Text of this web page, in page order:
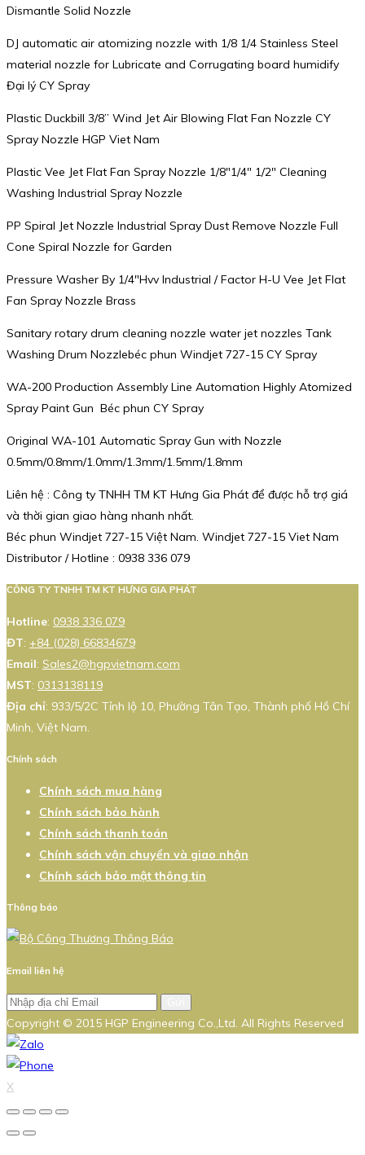
Dismantle Solid Nozzle
DJ automatic air atomizing nozzle with 1/8 1/4 Stainless Steel
material nozzle for Lubricate and Corrugating board humidify
Đại lý CY Spray
Plastic Duckbill 3/8” Wind Jet Air Blowing Flat Fan Nozzle CY
Spray Nozzle HGP Viet Nam
Plastic Vee Jet Flat Fan Spray Nozzle 1/8″1/4″ 1/2″ Cleaning
Washing Industrial Spray Nozzle
PP Spiral Jet Nozzle Industrial Spray Dust Remove Nozzle Full
Cone Spiral Nozzle for Garden
Pressure Washer By 1/4″Hvv Industrial / Factor H-U Vee Jet Flat
Fan Spray Nozzle Brass
Sanitary rotary drum cleaning nozzle water jet nozzles Tank
Washing Drum Nozzlebéc phun Windjet 727-15 CY Spray
WA-200 Production Assembly Line Automation Highly Atomized
Spray Paint Gun Béc phun CY Spray
Original WA-101 Automatic Spray Gun with Nozzle
0.5mm/0.8mm/1.0mm/1.3mm/1.5mm/1.8mm
Liên hệ : Công ty TNHH TM KT Hưng Gia Phát để được hỗ trợ giá
và thời gian giao hàng nhanh nhất.
Béc phun Windjet 727-15 Việt Nam. Windjet 727-15 Viet Nam
Distributor / Hotline : 0938 336 079
CÔNG TY TNHH TM KT HƯNG GIA PHÁT
Hotline: 0938 336 079
ĐT: +84 (028) 66834679
Email: Sales2@hgpvietnam.com
MST: 0313138119
Địa chỉ: 933/5/2C Tỉnh lộ 10, Phường Tân Tạo, Thành phố Hồ Chí
Minh, Việt Nam.
Chính sách
Chính sách mua hàng
Chính sách bảo hành
Chính sách thanh toán
Chính sách vận chuyển và giao nhận
Chính sách bảo mật thông tin
Thông báo
Email liên hệ
Copyright © 2015 HGP Engineering Co.,Ltd. All Rights Reserved
X